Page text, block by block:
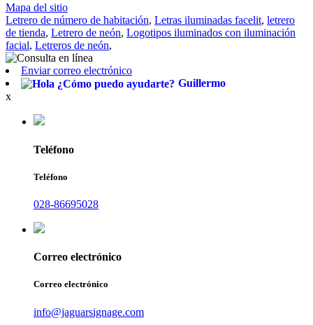
Mapa del sitio
Letrero de número de habitación, Letras iluminadas facelit, letrero
de tienda, Letrero de neón, Logotipos iluminados con iluminación
facial, Letreros de neón,
Enviar correo electrónico
Guillermo
x
Teléfono
Teléfono
028-86695028
Correo electrónico
Correo electrónico
info@jaguarsignage.com